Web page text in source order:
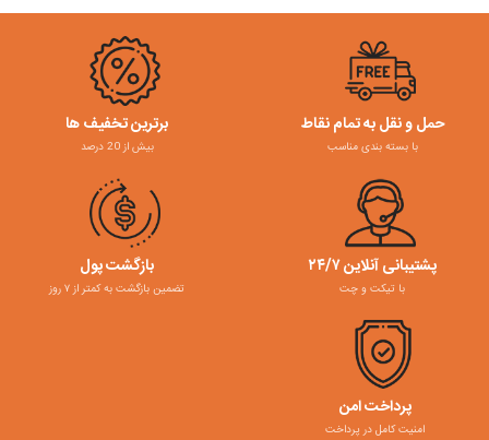
حمل و نقل به تمام نقاط
با بسته بندی مناسب
برترین تخفیف ها
بیش از 20 درصد
پشتیبانی آنلاین ۲۴/۷
با تیکت و چت
بازگشت پول
تضمین بازگشت به کمتر از ۷ روز
پرداخت امن
امنیت کامل در پرداخت